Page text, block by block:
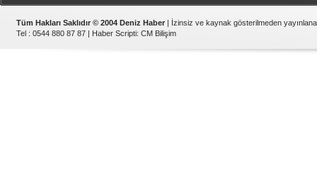
Tüm Hakları Saklıdır © 2004 Deniz Haber | İzinsiz ve kaynak gösterilmeden
Tel : 0544 880 87 87 | Haber Scripti: CM Bilişim